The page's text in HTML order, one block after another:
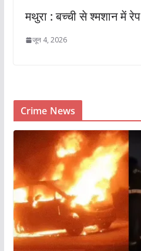
मथुरा : बच्ची से श्मशान में रेप
जून 4, 2026
Crime News